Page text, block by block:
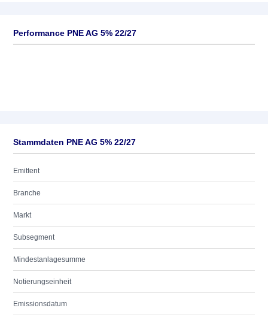
Performance PNE AG 5% 22/27
Stammdaten PNE AG 5% 22/27
Emittent
Branche
Markt
Subsegment
Mindestanlagesumme
Notierungseinheit
Emissionsdatum